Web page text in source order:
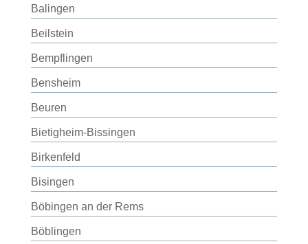
Balingen
Beilstein
Bempflingen
Bensheim
Beuren
Bietigheim-Bissingen
Birkenfeld
Bisingen
Böbingen an der Rems
Böblingen